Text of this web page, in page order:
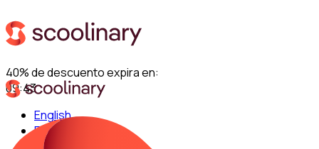
40% de descuento expira en:
09:42
English
Español